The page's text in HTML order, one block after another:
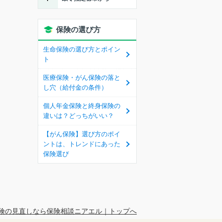
保険の選び方
生命保険の選び方とポイン
ト
医療保険・がん保険の落と
し穴（給付金の条件）
個人年金保険と終身保険の
違いは？どっちがいい？
【がん保険】選び方のポイ
ントは、トレンドにあった
保険選び
の見直しなら保険相談ニアエル｜トップへ